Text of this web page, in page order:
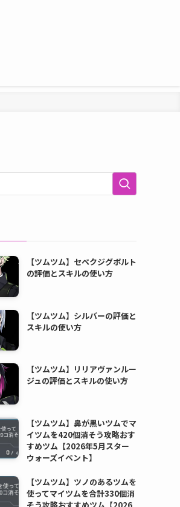
【ツムツム】セベクジグボルト
の評価とスキルの使い方
【ツムツム】シルバーの評価と
スキルの使い方
【ツムツム】リリアヴァンルー
ジュの評価とスキルの使い方
【ツムツム】鼻が黒いツムでマ
イツムを420個消そう攻略おす
すめツム【2026年5月スター
ウォーズイベント】
【ツムツム】ツノのあるツムを
使ってマイツムを合計330個消